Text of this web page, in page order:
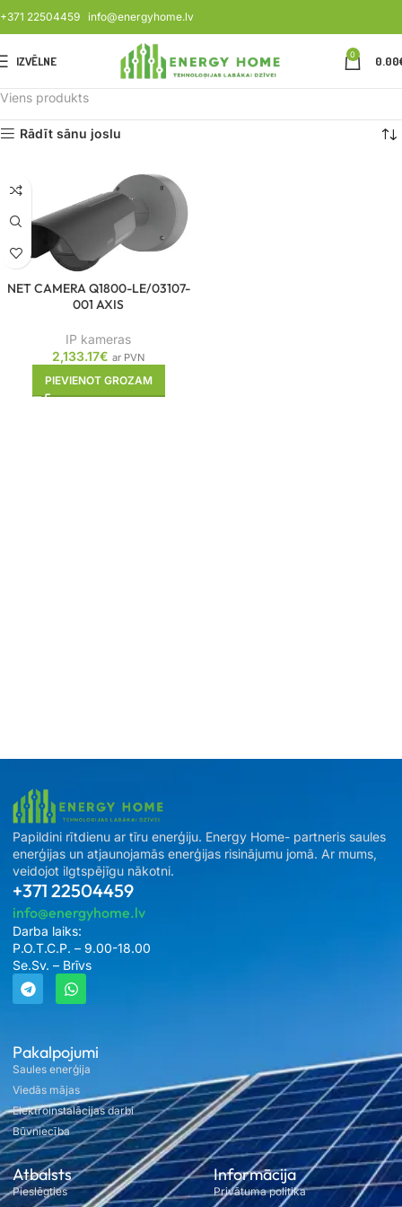
+371 22504459 info@energyhome.lv
IZVĒLNE 0 0.00
Viens produkts
Rādīt sānu joslu
NET CAMERA Q1800-LE/03107-
001 AXIS
IP kameras
2,133.17€ ar PVN
PIEVIENOT GROZAM
Pakalpojumi
Saules enerģija
Viedās mājas
Elektroinstalācijas darbi
Būvniecība
Atbalsts
Pieslēgties
Informācija
Privātuma politika
Papildini rītdienu ar tīru enerģiju. Energy Home- partneris saules
enerģijas un atjaunojamās enerģijas risinājumu jomā. Ar mums,
veidojot ilgtspējīgu nākotni.
+371 22504459
info@energyhome.lv
Darba laiks:
P.O.T.C.P. – 9.00-18.00
Se.Sv. – Brīvs